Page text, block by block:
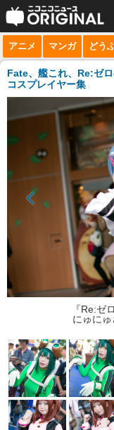
サービス一覧
niconico
生放送
ニュース
チャンネル
ニコニコQ
アニメ マンガ どう
Fate、艦これ、Re:ゼ
コスプレイヤー集
『Re:ゼ
にゅにゅ